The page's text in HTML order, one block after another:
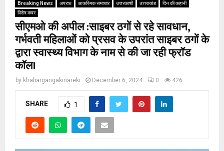
Breaking News अपराध आकस्मिक समाचार उत्तरकाशी उत्तराखंड
दिन की कहानी
विशेष कवर
सीएमओ की अपील :साइबर ठगों से रहे सावधान,
गर्भवती महिलाओं को प्रसव के उपरांत साइबर ठगों के
द्वारा स्वास्थ्य विभाग के नाम से की जा रही फ्रॉड
कॉल।
by khabargangakinareki December 6, 2024 0 426
SHARE 1